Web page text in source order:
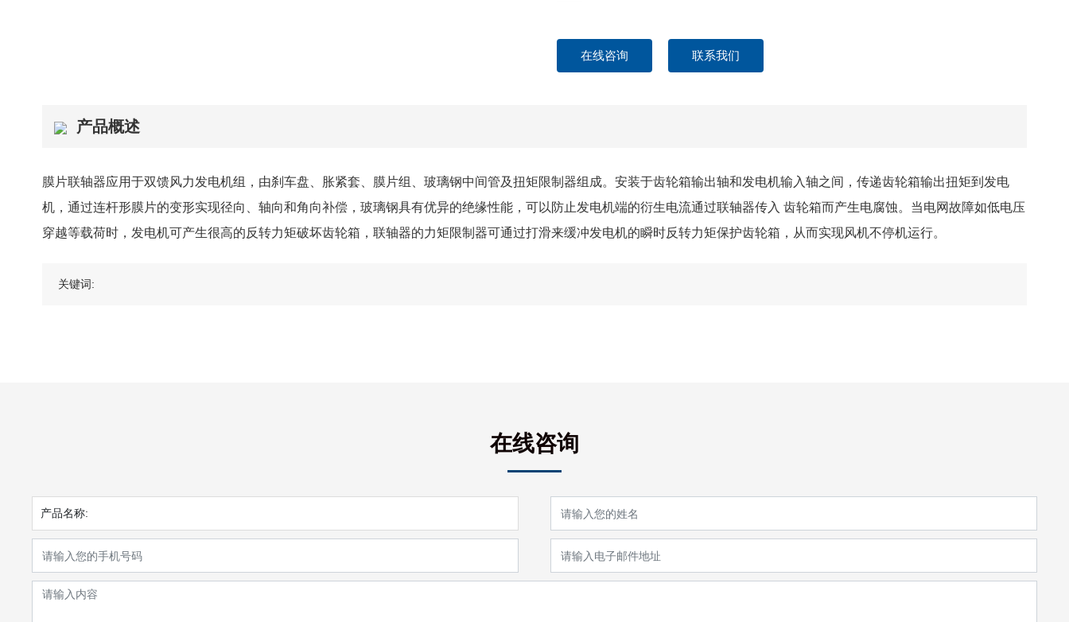
在线咨询 联系我们
产品概述
膜片联轴器应用于双馈风力发电机组，由刹车盘、胀紧套、膜片组、玻璃钢中间管及扭矩限制器组成。安装于齿轮箱输出轴和发电机输入轴之间，传递齿轮箱输出扭矩到发电
机，通过连杆形膜片的变形实现径向、轴向和角向补偿，玻璃钢具有优异的绝缘性能，可以防止发电机端的衍生电流通过联轴器传入 齿轮箱而产生电腐蚀。当电网故障如低电压
穿越等载荷时，发电机可产生很高的反转力矩破坏齿轮箱，联轴器的力矩限制器可通过打滑来缓冲发电机的瞬时反转力矩保护齿轮箱，从而实现风机不停机运行。
关键词:
在线咨询
产品名称: